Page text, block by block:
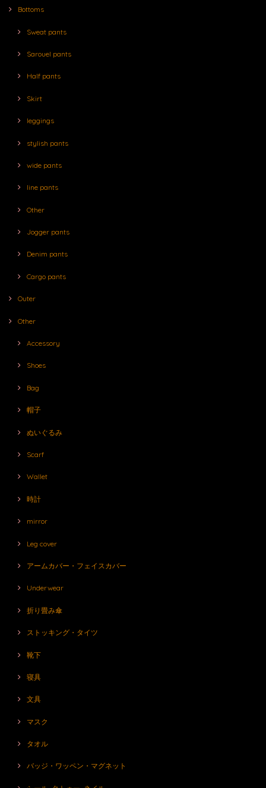
Bottoms
Sweat pants
Sarouel pants
Half pants
Skirt
leggings
stylish pants
wide pants
line pants
Other
Jogger pants
Denim pants
Cargo pants
Outer
Other
Accessory
Shoes
Bag
帽子
ぬいぐるみ
Scarf
Wallet
時計
mirror
Leg cover
アームカバー・フェイスカバー
Underwear
折り畳み傘
ストッキング・タイツ
靴下
寝具
文具
マスク
タオル
バッジ・ワッペン・マグネット